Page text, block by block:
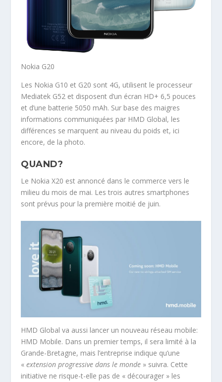
Nokia G20
Les Nokia G10 et G20 sont 4G, utilisent le processeur
Mediatek G52 et disposent d’un écran HD+ 6,5 pouces
et d’une batterie 5050 mAh. Sur base des maigres
informations communiquées par HMD Global, les
différences se marquent au niveau du poids et, ici
encore, de la photo.
QUAND?
Le Nokia X20 est annoncé dans le commerce vers le
milieu du mois de mai. Les trois autres smartphones
sont prévus pour la première moitié de juin.
HMD Global va aussi lancer un nouveau réseau mobile:
HMD Mobile. Dans un premier temps, il sera limité à la
Grande-Bretagne, mais l’entreprise indique qu’une
«extension progressive dans le monde » suivra. Cette
initiative ne risque-t-elle pas de « décourager » les